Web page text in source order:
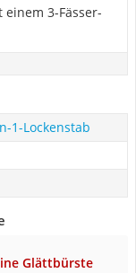
3-Fässer-
1-Lockenstab
Glättbürste